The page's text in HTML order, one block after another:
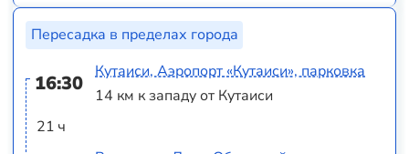
Пересадка в пределах города
16:30
21 ч
Кутаиси, Аэропорт «Кутаиси», парковка
14 км к западу от Кутаиси